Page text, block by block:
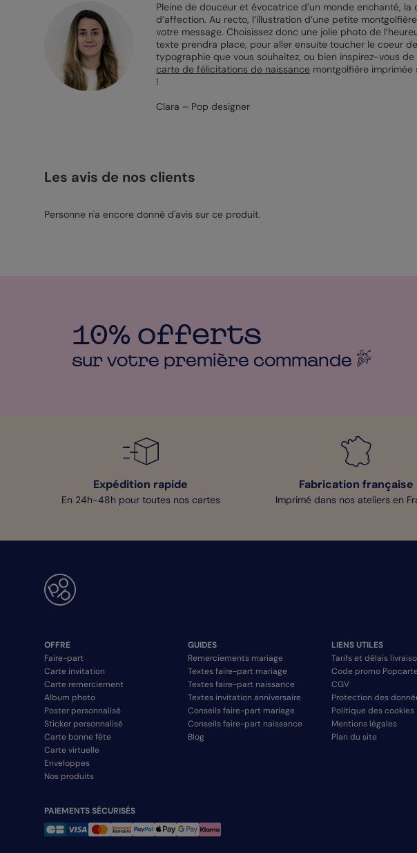
Pleine de douceur et évocatrice d’un monde enchanté,
d’affection. Au recto, l’illustration d’une petite
votre message. Choisissez donc une jolie photo de
texte prendra place, pour aller ensuite toucher le coeur
typographie que vous souhaitez, ou bien inspirez-vous
carte de félicitations de naissancemontgolfière imprimée
!
Clara – Pop designer
Les avis de nos clients
Personne n'a encore donné d'avis sur ce produit.
10% offerts
sur votre première commande
Expédition rapide
En 24h-48h pour toutes nos cartes
Fabrication française
Imprimé dans nos ateliers en
OFFRE
Faire-part
Carte invitation
Carte remerciement
Album photo
Poster personnalisé
Sticker personnalisé
Carte bonne fête
Carte virtuelle
Enveloppes
Nos produits
GUIDES
Remerciements mariage
Textes faire-part mariage
Textes faire-part naissance
Textes invitation anniversaire
Conseils faire-part mariage
Conseils faire-part naissance
Blog
LIENS UTILES
Tarifs et délais
Code promo
CGV
Protection des
Politique des cookies
Mentions légales
Plan du site
PAIEMENTS SÉCURISÉS